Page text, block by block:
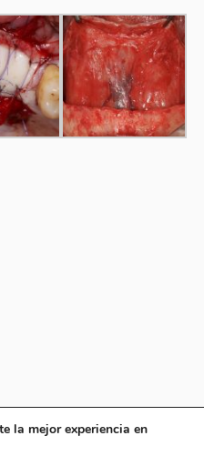
with ♥ by Agencia Marketing Online
la mejor experiencia en